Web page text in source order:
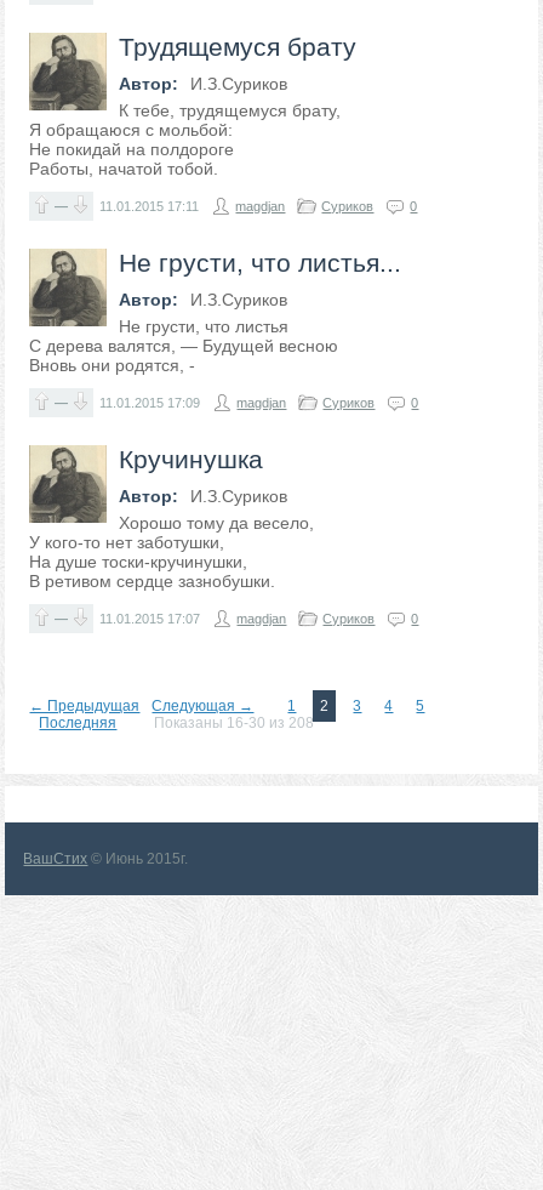
Трудящемуся брату
Автор:
И.З.Суриков
К тебе, трудящемуся брату,
Я обращаюся с мольбой:
Не покидай на полдороге
Работы, начатой тобой.
— 11.01.2015 17:11 magdjan Суриков 0
Не грусти, что листья...
Автор:
И.З.Суриков
Не грусти, что листья
С дерева валятся, — Будущей весною
Вновь они родятся, -
— 11.01.2015 17:09 magdjan Суриков 0
Кручинушка
Автор:
И.З.Суриков
Хорошо тому да весело,
У кого-то нет заботушки,
На душе тоски-кручинушки,
В ретивом сердце зазнобушки.
— 11.01.2015 17:07 magdjan Суриков 0
← Предыдущая Следующая → 1 2 3 4
5
Последняя
Показаны 16-30 из 208
ВашСтих © Июнь 2015г.